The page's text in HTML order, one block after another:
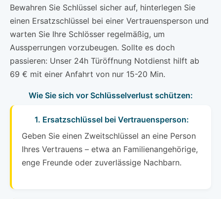
Bewahren Sie Schlüssel sicher auf, hinterlegen Sie
einen Ersatzschlüssel bei einer Vertrauensperson und
warten Sie Ihre Schlösser regelmäßig, um
Aussperrungen vorzubeugen. Sollte es doch
passieren: Unser 24h Türöffnung Notdienst hilft ab
69 € mit einer Anfahrt von nur 15-20 Min.
Wie Sie sich vor Schlüsselverlust schützen:
1. Ersatzschlüssel bei Vertrauensperson:
Geben Sie einen Zweitschlüssel an eine Person
Ihres Vertrauens – etwa an Familienangehörige,
enge Freunde oder zuverlässige Nachbarn.